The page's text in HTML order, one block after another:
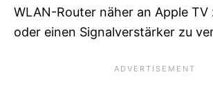
WLAN-Router näher an Apple TV
oder einen Signalverstärker zu